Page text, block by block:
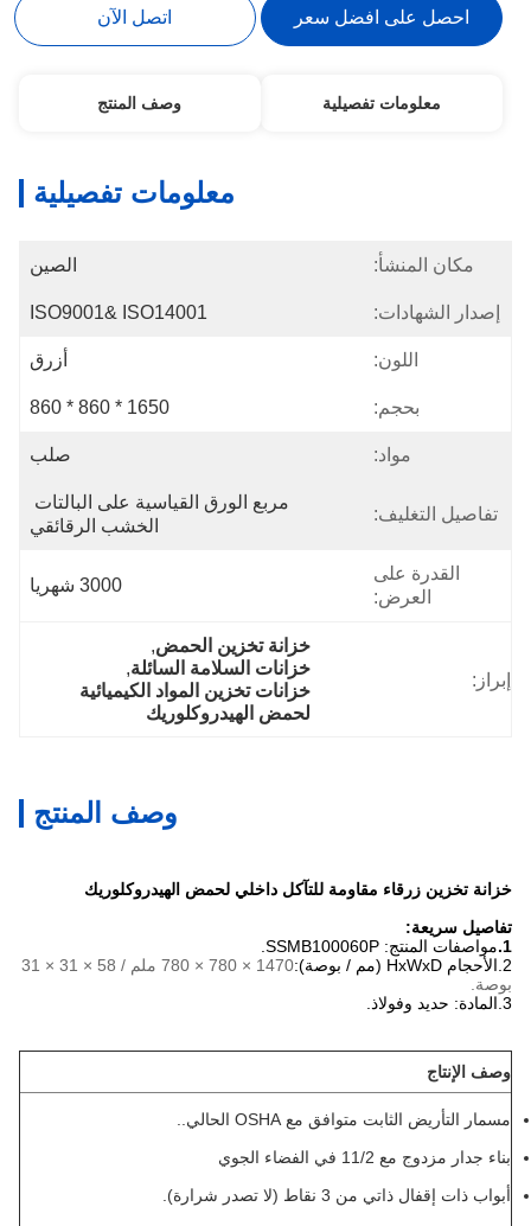
احصل على افضل سعر اتصل الآن
معلومات تفصيلية وصف المنتج
معلومات تفصيلية
مكان المنشأ: الصين
إصدار الشهادات: ISO9001& ISO14001
اللون: أزرق
بحجم: 1650 * 860 * 860
مواد: صلب
تفاصيل التغليف:
مربع الورق القياسية على البالتات
الخشب الرقائقي
القدرة على
العرض:
3000 شهريا
إبراز:
خزانة تخزين الحمض ,
خزانات السلامة السائلة,
خزانات تخزين المواد الكيميائية
لحمض الهيدروكلوريك
وصف المنتج
خزانة تخزين زرقاء مقاومة للتآكل داخلي لحمض الهيدروكلوريك
تفاصيل سريعة:
1. مواصفات المنتج: SSMB100060P.
الأحجام HxWxD (مم / بوصة):
1470 × 780 × 780 ملم / 58 × 31 × 31
بوصة.
المادة: حديد وفولاذ.
وصف الإنتاج
مسمار التأريض الثابت متوافق مع OSHA الحالي..
بناء جدار مزدوج مع 11/2 في الفضاء الجوي
أبواب ذات إقفال ذاتي من 3 نقاط (لا تصدر شرارة).